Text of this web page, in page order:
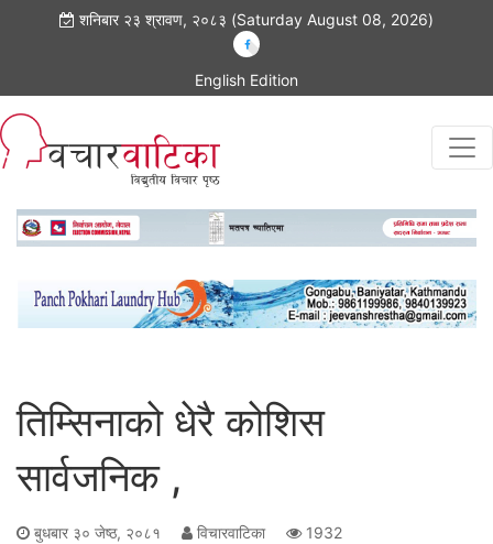
शनिबार २३ श्रावण, २०८३ (Saturday August 08, 2026)
English Edition
तिम्सिनाकाे धेरै काेशिस
सार्वजनिक ,
बुधबार ३० जेष्ठ, २०८१ विचारवाटिका 1932